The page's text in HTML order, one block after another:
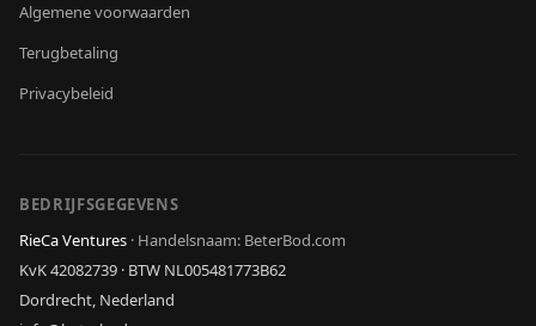
Algemene voorwaarden
Terugbetaling
Privacybeleid
BEDRIJFSGEGEVENS
RieCa Ventures · Handelsnaam: BeterBod.com
KvK42082739 · BTW NL005481773B62
Dordrecht, Nederland